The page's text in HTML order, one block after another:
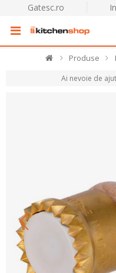
Gatesc.ro
Produse
Ai nevoie de